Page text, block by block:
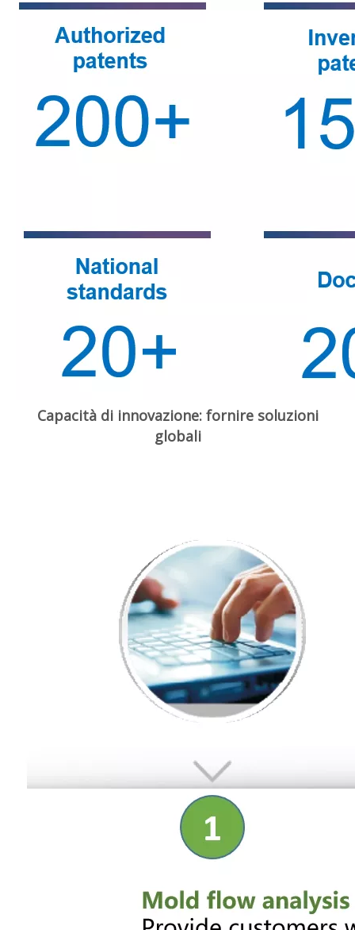
Capacità di innovazione: fornire soluzioni
globali